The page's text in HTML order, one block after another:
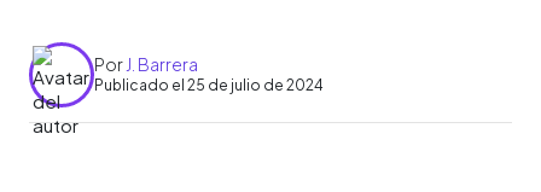
Por J. Barrera
Publicado el 25 de julio de 2024